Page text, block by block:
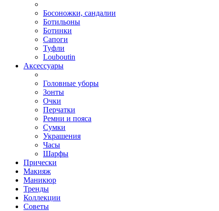
Босоножки, сандалии
Ботильоны
Ботинки
Сапоги
Туфли
Louboutin
Аксессуары
Головные уборы
Зонты
Очки
Перчатки
Ремни и пояса
Сумки
Украшения
Часы
Шарфы
Прически
Макияж
Маникюр
Тренды
Коллекции
Советы